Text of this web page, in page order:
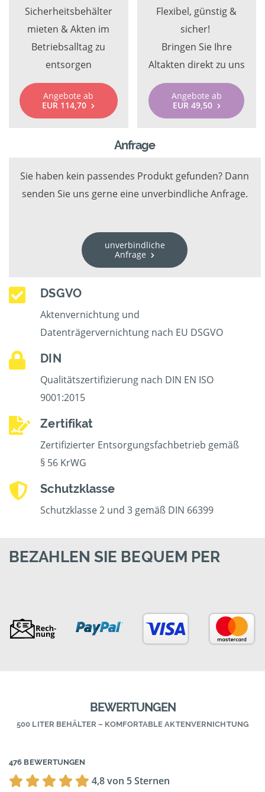
Sicherheitsbehälter
mieten & Akten im
Betriebsalltag zu
entsorgen
Angebote ab
EUR 114,70
Flexibel, günstig &
sicher!
Bringen Sie Ihre
Altakten direkt zu uns
Angebote ab
EUR 49,50
Anfrage
Sie haben kein passendes Produkt gefunden? Dann
senden Sie uns gerne eine unverbindliche Anfrage.
unverbindliche
Anfrage
DSGVO
Aktenvernichtung und
Datenträgervernichtung nach EU DSGVO
DIN
Qualitätszertifizierung nach DIN EN ISO
9001:2015
Zertifikat
Zertifizierter Entsorgungsfachbetrieb gemäß
§ 56 KrWG
Schutzklasse
Schutzklasse 2 und 3 gemäß DIN 66399
BEZAHLEN SIE BEQUEM PER
BEWERTUNGEN
500 LITER BEHÄLTER – KOMFORTABLE AKTENVERNICHTUNG
476 BEWERTUNGEN
4,8 von 5 Sternen